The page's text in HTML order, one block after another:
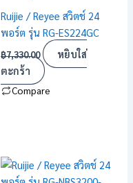
Ruijie / Reyee สวิตช์ 24
พอร์ต รุ่น RG-ES224GC
฿7,330.00
หยิบใส่
ตะกร้า
Compare